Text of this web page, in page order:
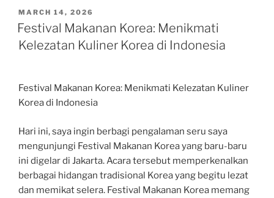
POSTED
ON
MARCH 14, 2026
Festival Makanan Korea: Menikmati
Kelezatan Kuliner Korea di Indonesia
Festival Makanan Korea: Menikmati Kelezatan Kuliner
Korea di Indonesia
Hari ini, saya ingin berbagi pengalaman seru saya
mengunjungi Festival Makanan Korea yang baru-baru
ini digelar di Jakarta. Acara tersebut memperkenalkan
berbagai hidangan tradisional Korea yang begitu lezat
dan memikat selera. Festival Makanan Korea memang